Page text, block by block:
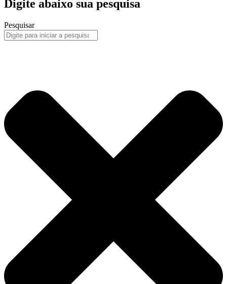
Digite abaixo sua pesquisa
Pesquisar